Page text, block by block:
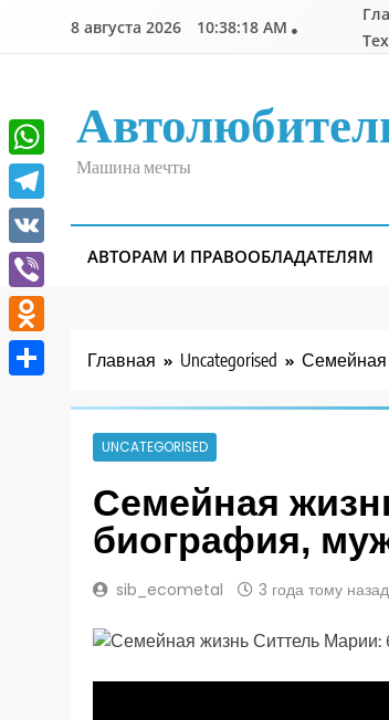
8 августа 2026 10:38:19 AM
Машина мечты
АВТОРАМ И ПРАВООБЛАДАТЕЛЯМ
Главная Uncategorised Семейная
UNCATEGORISED
Семейная
биография,
sib_ecometal 3 года тому назад
WhatsApp
Telegram
VK
Viber
Odnoklassniki